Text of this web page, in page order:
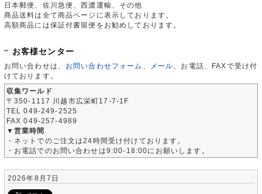
日本郵便、佐川急便、西濃運輸、その他
商品送料は全て商品ページに表示しております。
高額商品には保証付書留便をお勧めしております。
お客様センター
お問い合わせは、 お問い合わせフォーム メール 、お電話、FAXで受け付
けております。
収集ワールド
〒350-1117 川越市広栄町17-7-1F
TEL 049-249-2525
FAX 049-257-4989
▼営業時間
・ネットでのご注文は24時間受け付けております。
・お電話でのお問い合わせは9:00-18:00にお願いします。
2026年8月7日